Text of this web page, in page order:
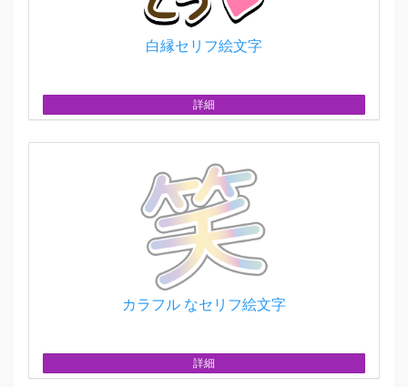
白縁セリフ絵文字
詳細
カラフル なセリフ絵文字
詳細